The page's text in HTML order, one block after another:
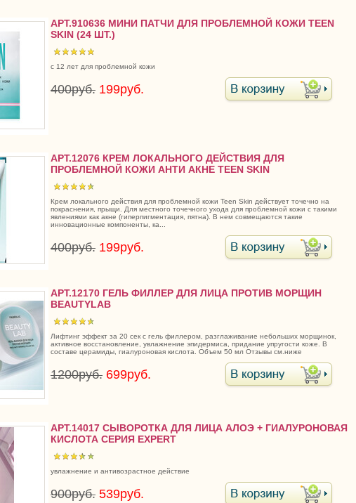
АРТ.910636 МИНИ ПАТЧИ ДЛЯ ПРОБЛЕМНОЙ КОЖИ TEEN
SKIN (24 ШТ.)
с 12 лет для проблемной кожи
400руб. 199руб.
АРТ.12076 КРЕМ ЛОКАЛЬНОГО ДЕЙСТВИЯ ДЛЯ
ПРОБЛЕМНОЙ КОЖИ АНТИ АКНЕ TEEN SKIN
Крем локального действия для проблемной кожи Teen Skin действует точечно на
покраснения, прыщи. Для местного точечного ухода для проблемной кожи с такими
явлениями как акне (гиперпигментация, пятна). В нем совмещаются такие
инновационные компоненты, ка...
400руб. 199руб.
АРТ.12170 ГЕЛЬ ФИЛЛЕР ДЛЯ ЛИЦА ПРОТИВ МОРЩИН
BEAUTYLAB
Лифтинг эффект за 20 сек с гель филлером, разглаживание небольших морщинок,
активное восстановление, увлажнение эпидермиса, придание упругости коже. В
составе церамиды, гиалуроновая кислота. Объем 50 мл Отзывы см.ниже
1200руб. 699руб.
АРТ.14017 СЫВОРОТКА ДЛЯ ЛИЦА АЛОЭ + ГИАЛУРОНОВАЯ
КИСЛОТА СЕРИЯ EXPERT
увлажнение и антивозрастное действие
900руб. 539руб.